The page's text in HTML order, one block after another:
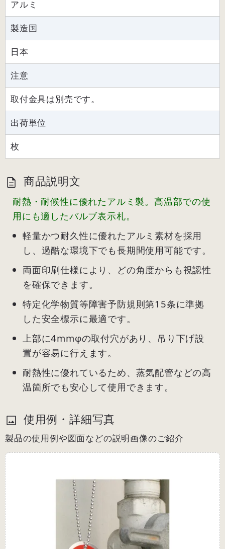
アルミ
製造国
日本
注意
取付金具は別売です。
出荷単位
枚
商品説明文
耐熱・耐候性に優れたアルミ製。高温部での使
用にも適したバルブ表示札。
軽量かつ耐久性に優れたアルミ素材を採用
し、過酷な環境下でも長期間使用可能です。
両面印刷仕様により、どの角度からも視認性
を確保できます。
特定化学物質等障害予防規則第15条に準拠
した安全標示に最適です。
上部に4mmφの取付穴があり、吊り下げ設
置が容易に行えます。
耐熱性に優れているため、蒸気配管などの高
温箇所でも安心して使用できます。
使用例・詳細写真
製品の使用例や図面などの説明画像のご紹介